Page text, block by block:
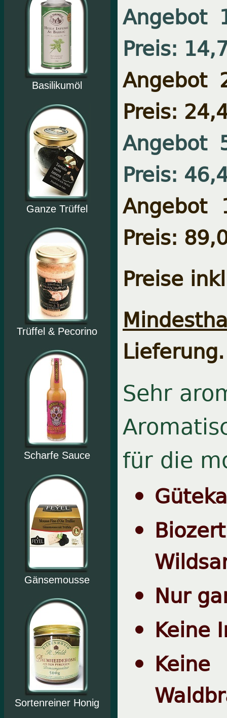
Basilikumöl
Ganze Trüffel
Trüffel & Pecorino
Scharfe Sauce
Gänsemousse
Sortenreiner Honig
Preis:
Preis:
Preis:
Angebot
Preis:
Preise
Lieferung.
Sehr
für die
Nur
Keine